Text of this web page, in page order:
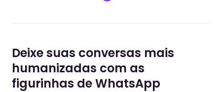
Deixe suas conversas mais
humanizadas com as
figurinhas de WhatsApp